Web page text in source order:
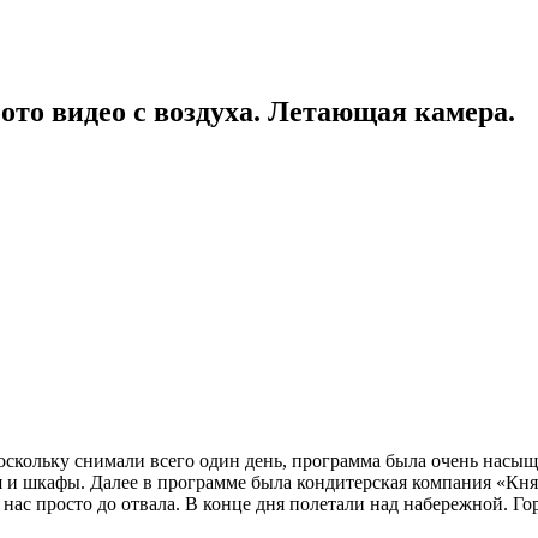
видео с воздуха. Летающая камера.
снимали всего один день, программа была очень
и шкафы. Далее в программе была кондитерская компания
просто до отвала. В конце дня полетали над набережной.